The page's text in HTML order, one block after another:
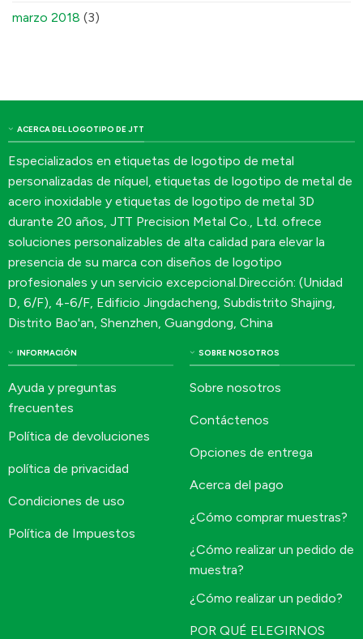
marzo 2018 (3)
ACERCA DEL LOGOTIPO DE JTT
Especializados en etiquetas de logotipo de metal
personalizadas de níquel, etiquetas de logotipo de metal de
acero inoxidable y etiquetas de logotipo de metal 3D
durante 20 años, JTT Precision Metal Co., Ltd. ofrece
soluciones personalizables de alta calidad para elevar la
presencia de su marca con diseños de logotipo
profesionales y un servicio excepcional.Dirección: (Unidad
D, 6/F), 4-6/F, Edificio Jingdacheng, Subdistrito Shajing,
Distrito Bao'an, Shenzhen, Guangdong, China
INFORMACIÓN
Ayuda y preguntas
frecuentes
Política de devoluciones
política de privacidad
Condiciones de uso
Política de Impuestos
SOBRE NOSOTROS
Sobre nosotros
Contáctenos
Opciones de entrega
Acerca del pago
¿Cómo comprar muestras?
¿Cómo realizar un pedido de
muestra?
¿Cómo realizar un pedido?
POR QUÉ ELEGIRNOS